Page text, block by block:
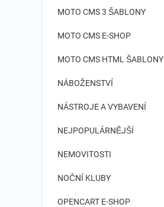
MOTO CMS 3 ŠABLONY
MOTO CMS E-SHOP
MOTO CMS HTML ŠABLONY
NÁBOŽENSTVÍ
NÁSTROJE A VYBAVENÍ
NEJPOPULÁRNĚJŠÍ
NEMOVITOSTI
NOČNÍ KLUBY
OPENCART E-SHOP